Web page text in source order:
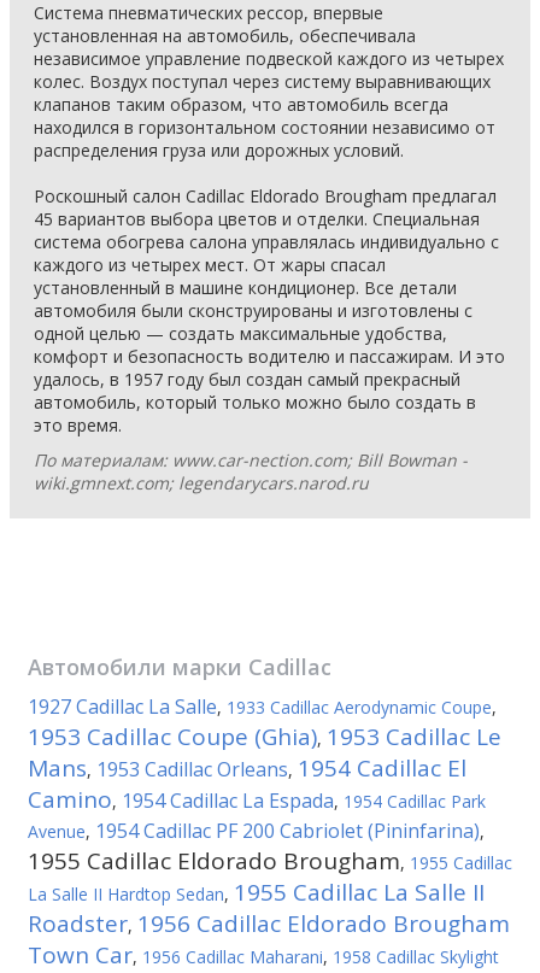
Система пневматических рессор, впервые
установленная на автомобиль, обеспечивала
независимое управление подвеской каждого из четырех
колес. Воздух поступал через систему выравнивающих
клапанов таким образом, что автомобиль всегда
находился в горизонтальном состоянии независимо от
распределения груза или дорожных условий.
Роскошный салон Cadillac Eldorado Brougham предлагал
45 вариантов выбора цветов и отделки. Специальная
система обогрева салона управлялась индивидуально с
каждого из четырех мест. От жары спасал
установленный в машине кондиционер. Все детали
автомобиля были сконструированы и изготовлены с
одной целью — создать максимальные удобства,
комфорт и безопасность водителю и пассажирам. И это
удалось, в 1957 году был создан самый прекрасный
автомобиль, который только можно было создать в
это время.
По материалам: www.car-nection.com; Bill Bowman -
wiki.gmnext.com; legendarycars.narod.ru
Автомобили марки Cadillac
1927 Cadillac La Salle, 1933 Cadillac Aerodynamic Coupe,
1953 Cadillac Coupe (Ghia), 1953 Cadillac Le
Mans, 1953 Cadillac Orleans, 1954 Cadillac El
Camino, 1954 Cadillac La Espada, 1954 Cadillac Park
Avenue, 1954 Cadillac PF 200 Cabriolet (Pininfarina),
1955 Cadillac Eldorado Brougham, 1955 Cadillac
La Salle II Hardtop Sedan, 1955 Cadillac La Salle II
Roadster, 1956 Cadillac Eldorado Brougham
Town Car, 1956 Cadillac Maharani, 1958 Cadillac Skylight